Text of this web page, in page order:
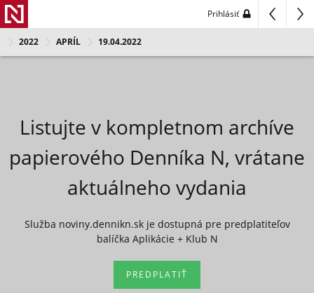
Prihlásiť
2022 APRÍL 19.04.2022
Listujte v kompletnom archíve
papierového Denníka N, vrátane
aktuálneho vydania
Služba noviny.dennikn.sk je dostupná pre predplatiteľov
balíčka Aplikácie + Klub N
PREDPLATIŤ